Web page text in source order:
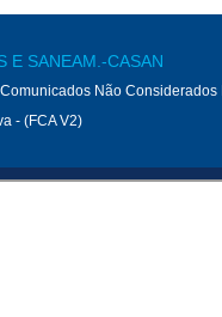
E SANEAM.-CASAN
Não Considerados
- (FCA V2)